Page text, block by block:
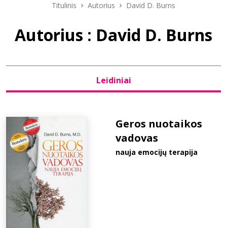
Leidiniai
D.U.K.
Titulinis Autorius David D. Burns
Autorius : David D. Burns
Leidiniai
Geros nuotaikos
vadovas
nauja emocijų terapija